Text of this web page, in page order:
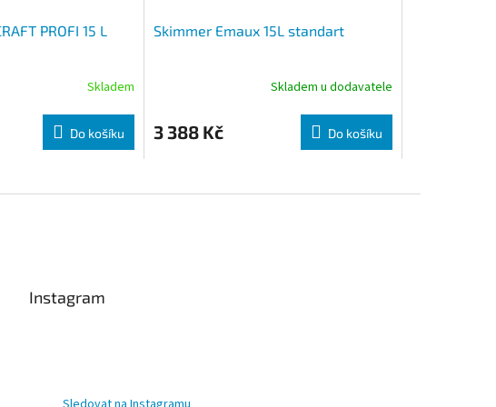
PROFI 15 L
Skladem
Do košíku
Skimmer Emaux 15L standart
Skladem u dodavatele
3 388 Kč Do košíku
Instagram